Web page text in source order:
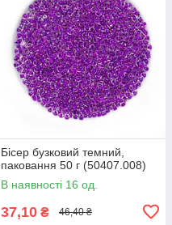
Бісер бузковий темний,
паковання 50 г (50407.008)
В наявності 16 од.
37,10 ₴ 46,40 ₴